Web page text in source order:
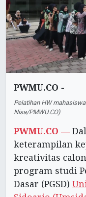
PWMU.CO -
Pelatihan HW
Nisa/PMWU.CO)
PWMU.CO —
keterampilan
kreativitas
program studi
Dasar (PGSD)